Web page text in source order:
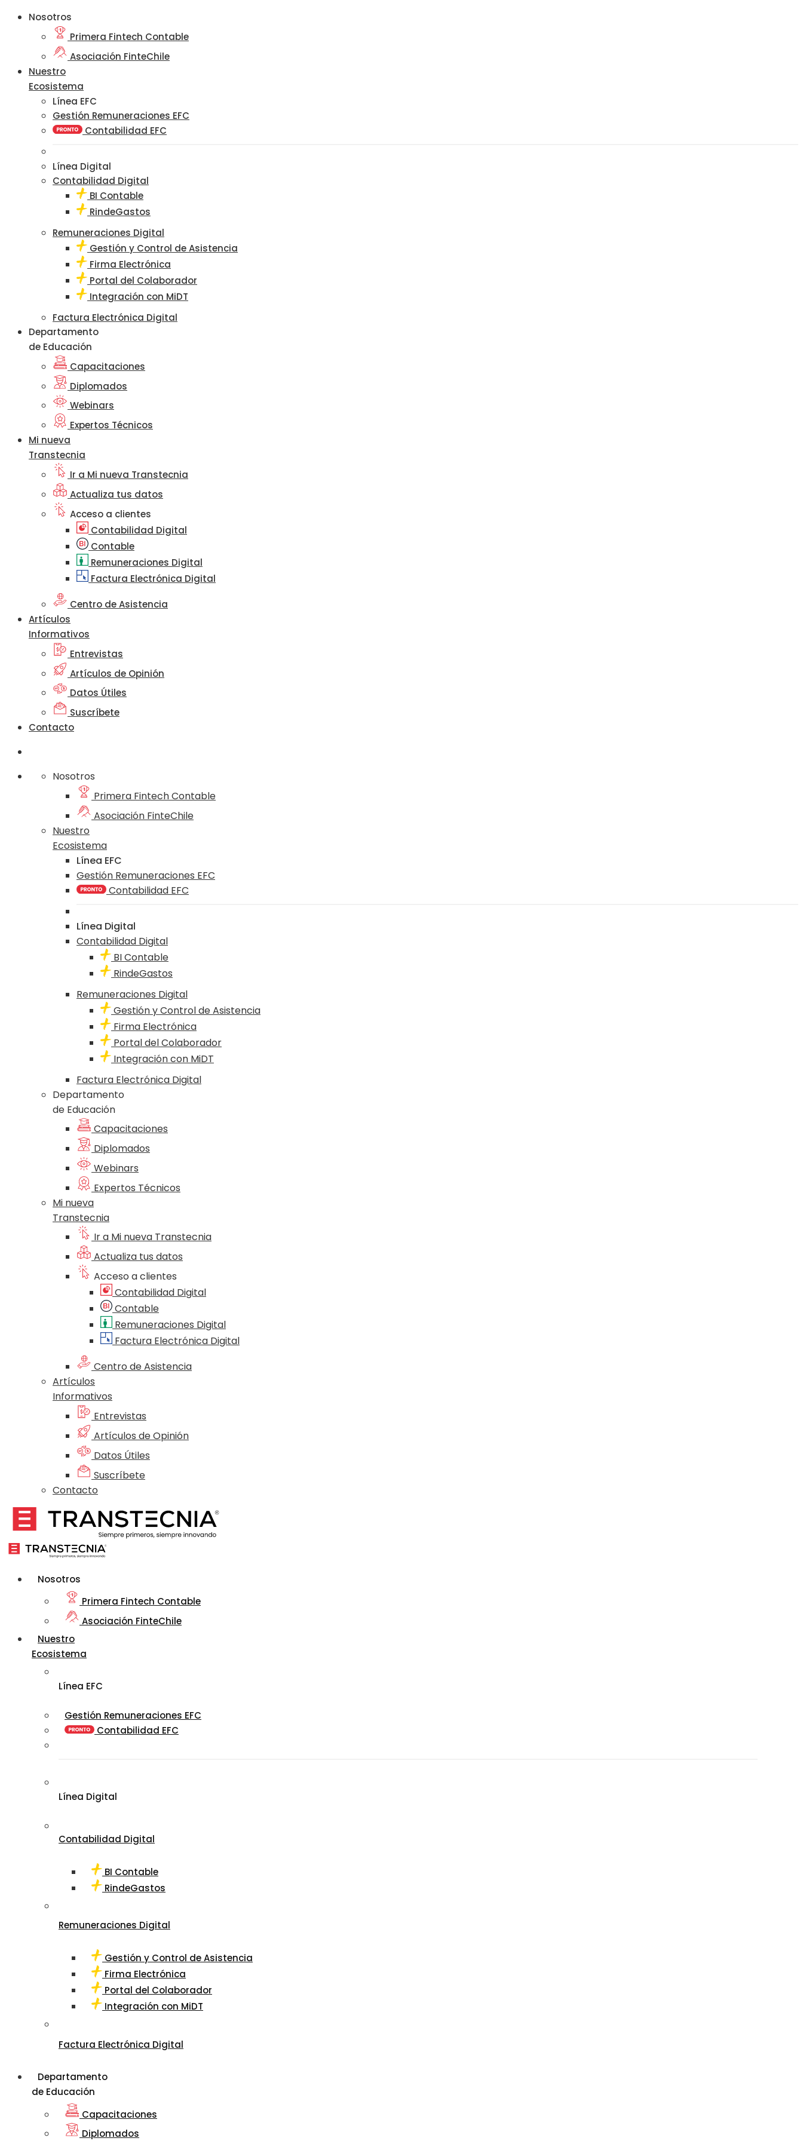
Nosotros
Primera Fintech Contable
Asociación FinteChile
Nuestro
Ecosistema
Línea EFC
Gestión Remuneraciones EFC
Contabilidad EFC
Línea Digital
Contabilidad Digital
BI Contable
RindeGastos
Remuneraciones Digital
Gestión y Control de Asistencia
Firma Electrónica
Portal del Colaborador
Integración con MiDT
Factura Electrónica Digital
Departamento
de Educación
Capacitaciones
Diplomados
Webinars
Expertos Técnicos
Mi nueva
Transtecnia
Ir a Mi nueva Transtecnia
Actualiza tus datos
Acceso a clientes
Contabilidad Digital
Contable
Remuneraciones Digital
Factura Electrónica Digital
Centro de Asistencia
Artículos
Informativos
Entrevistas
Artículos de Opinión
Datos Útiles
Suscríbete
Contacto
Nosotros
Primera Fintech Contable
Asociación FinteChile
Nuestro
Ecosistema
Línea EFC
Gestión Remuneraciones EFC
Contabilidad EFC
Línea Digital
Contabilidad Digital
BI Contable
RindeGastos
Remuneraciones Digital
Gestión y Control de Asistencia
Firma Electrónica
Portal del Colaborador
Integración con MiDT
Factura Electrónica Digital
Departamento
de Educación
Capacitaciones
Diplomados
Webinars
Expertos Técnicos
Mi nueva
Transtecnia
Ir a Mi nueva Transtecnia
Actualiza tus datos
Acceso a clientes
Contabilidad Digital
Contable
Remuneraciones Digital
Factura Electrónica Digital
Centro de Asistencia
Artículos
Informativos
Entrevistas
Artículos de Opinión
Datos Útiles
Suscríbete
Contacto
Nosotros
Primera Fintech Contable
Asociación FinteChile
Nuestro
Ecosistema
Línea EFC
Gestión Remuneraciones EFC
Contabilidad EFC
Línea Digital
Contabilidad Digital
BI Contable
RindeGastos
Remuneraciones Digital
Gestión y Control de Asistencia
Firma Electrónica
Portal del Colaborador
Integración con MiDT
Factura Electrónica Digital
Departamento
de Educación
Capacitaciones
Diplomados